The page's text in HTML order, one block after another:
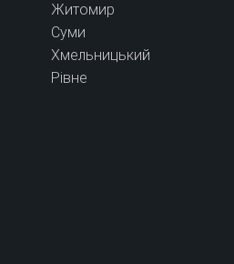
Житомир
Суми
Хмельницький
Рівне